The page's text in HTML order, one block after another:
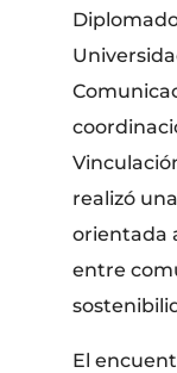
realizó
orientada
entre
El